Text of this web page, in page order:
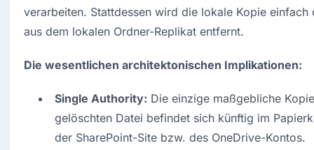
verarbeiten. Stattdessen wird die lokale Kopie einfach
aus dem lokalen Ordner-Replikat entfernt.
Die wesentlichen architektonischen Implikationen:
Single Authority: Die einzige maßgebliche
gelöschten Datei befindet sich künftig im
der SharePoint-Site bzw. des OneDrive-Kontos.